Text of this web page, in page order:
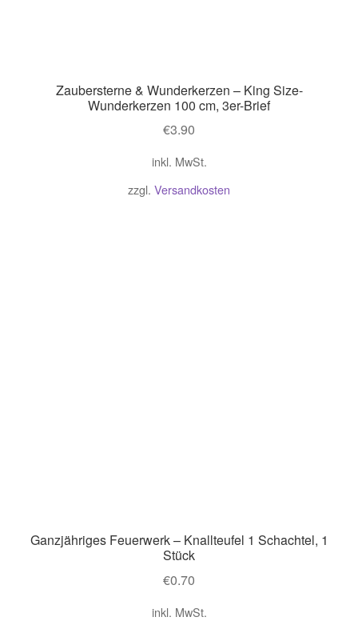
Zaubersterne & Wunderkerzen – King Size-
Wunderkerzen 100 cm, 3er-Brief
€3.90
inkl. MwSt.
zzgl. Versandkosten
Ganzjähriges Feuerwerk – Knallteufel 1 Schachtel, 1
Stück
€0.70
inkl. MwSt.